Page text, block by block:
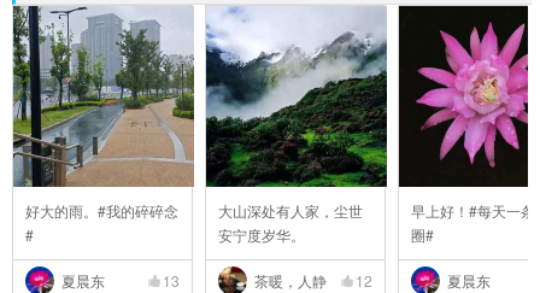
好大的雨。#我的碎碎念
#
夏晨东 13
大山深处有人家，尘世
安宁度岁华。
茶暖，人静 12
早上好！#每天一条
圈#
夏晨东